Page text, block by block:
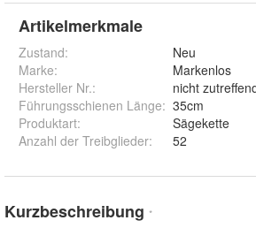
Artikelmerkmale
Zustand:
Neu
Marke:
Markenlos
Hersteller Nr.:
nicht
Führungsschienen Länge: 35cm
Produktart:
Sägekette
Anzahl der Treibglieder: 52
Kurzbeschreibung *